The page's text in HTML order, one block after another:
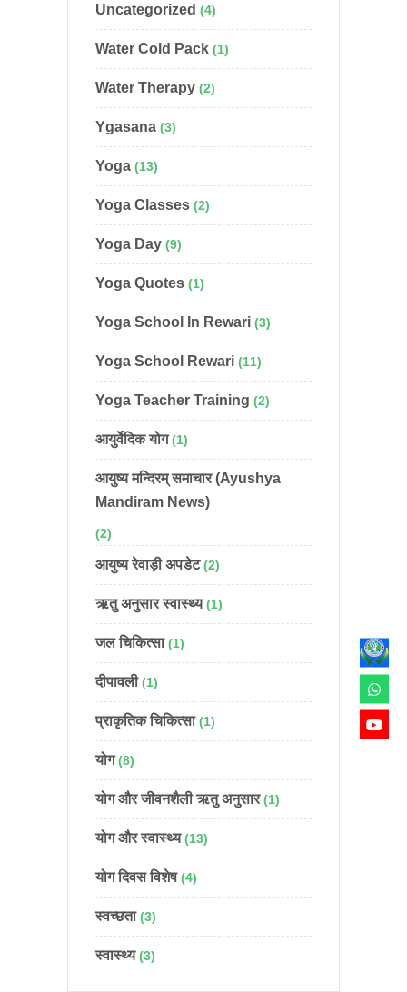
Uncategorized (4)
Water Cold Pack (1)
Water Therapy (2)
Ygasana (3)
Yoga (13)
Yoga Classes (2)
Yoga Day (9)
Yoga Quotes (1)
Yoga School In Rewari (3)
Yoga School Rewari (11)
Yoga Teacher Training (2)
आयुर्वेदिक योग(1)
आयुष्य मन्दिरम् समाचार (Ayushya
Mandiram News)
(2)
आयुष्य रेवाड़ी अपडेट(2)
ऋतु अनुसार स्वास्थ्य(1)
जल चिकित्सा(1)
दीपावली(1)
प्राकृतिक चिकित्सा(1)
योग(8)
योग और जीवनशैली ऋतु अनुसार(1)
योग और स्वास्थ्य(13)
योग दिवस विशेष(4)
स्वच्छता(3)
स्वास्थ्य(3)